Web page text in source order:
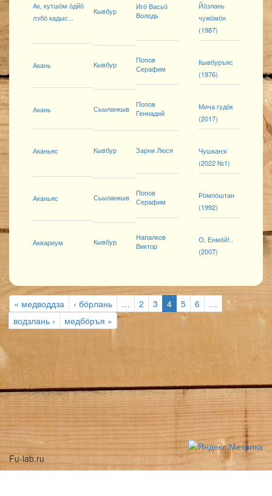
Ак, кутшӧм ӧдйӧ
лэбӧ кадыс...
Кывбур
Игӧ Васьӧ
Володь
Йӧзлань
чужӧмӧн
(1987)
Акань Кывбур
Попов
Серафим
Кывбуръяс
(1976)
Акань Сьыланкыв
Попов
Геннадий
Мича гудӧк
(2017)
Аканьяс Кывбур Зарни Люся
Чушканзі
(2022 №1)
Аканьяс Сьыланкыв
Попов
Серафим
Рӧмпӧштан
(1992)
Аквариум Кывбур
Напалков
Виктор
О, Енмӧй!..
(2007)
« медводдза ‹ бӧрлань … 2 3 4 5 6
…
водзлань ›
медбӧръя »
Fu-lab.ru